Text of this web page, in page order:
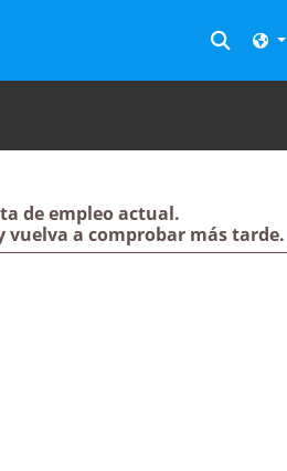
de empleo actual.
vuelva a comprobar más tarde.